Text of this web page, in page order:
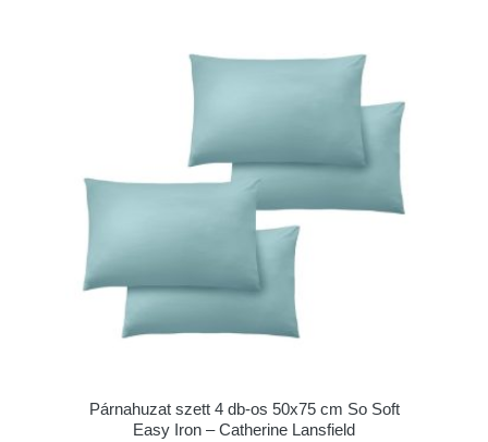
Párnahuzat szett 4 db-os 50x75 cm So Soft
Easy Iron – Catherine Lansfield